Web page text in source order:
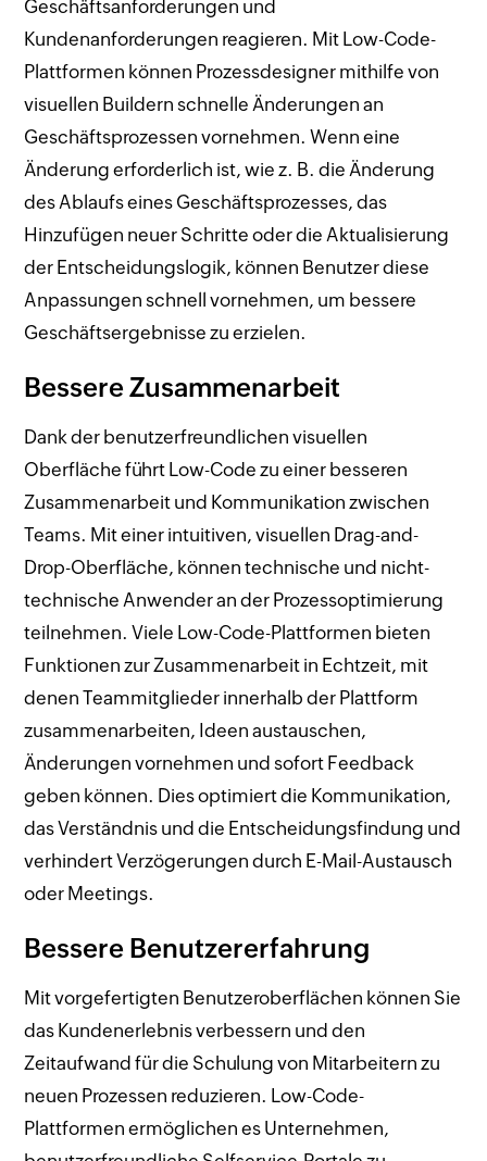
Geschäftsanforderungen und
Kundenanforderungen reagieren. Mit Low-Code-
Plattformen können Prozessdesigner mithilfe von
visuellen Buildern schnelle Änderungen an
Geschäftsprozessen vornehmen. Wenn eine
Änderung erforderlich ist, wie z. B. die Änderung
des Ablaufs eines Geschäftsprozesses, das
Hinzufügen neuer Schritte oder die Aktualisierung
der Entscheidungslogik, können Benutzer diese
Anpassungen schnell vornehmen, um bessere
Geschäftsergebnisse zu erzielen.
Bessere Zusammenarbeit
Dank der benutzerfreundlichen visuellen
Oberfläche führt Low-Code zu einer besseren
Zusammenarbeit und Kommunikation zwischen
Teams. Mit einer intuitiven, visuellen Drag-and-
Drop-Oberfläche, können technische und nicht-
technische Anwender an der Prozessoptimierung
teilnehmen. Viele Low-Code-Plattformen bieten
Funktionen zur Zusammenarbeit in Echtzeit, mit
denen Teammitglieder innerhalb der Plattform
zusammenarbeiten, Ideen austauschen,
Änderungen vornehmen und sofort Feedback
geben können. Dies optimiert die Kommunikation,
das Verständnis und die Entscheidungsfindung und
verhindert Verzögerungen durch E-Mail-Austausch
oder Meetings.
Bessere Benutzererfahrung
Mit vorgefertigten Benutzeroberflächen können Sie
das Kundenerlebnis verbessern und den
Zeitaufwand für die Schulung von Mitarbeitern zu
neuen Prozessen reduzieren. Low-Code-
Plattformen ermöglichen es Unternehmen,